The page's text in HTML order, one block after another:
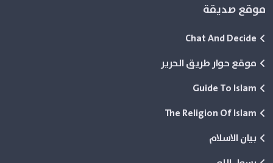
موقع صديقة
Chat And Decide
موقع حوار طريق الحرير
Guide To Islam
The Religion Of Islam
بيان الاسلام